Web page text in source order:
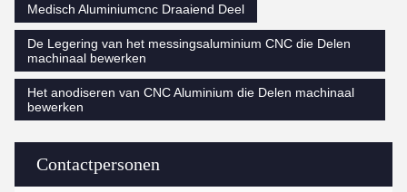
Contactpersonen
Medisch Aluminiumcnc Draaiend Deel
De Legering van het messingsaluminium CNC die Delen
machinaal bewerken
Het anodiseren van CNC Aluminium die Delen machinaal
bewerken